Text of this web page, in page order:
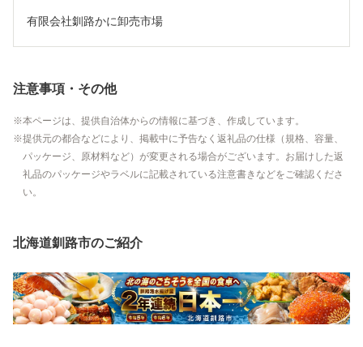
有限会社釧路かに卸売市場
注意事項・その他
本ページは、提供自治体からの情報に基づき、作成しています。
提供元の都合などにより、掲載中に予告なく返礼品の仕様（規格、容量、
パッケージ、原材料など）が変更される場合がございます。お届けした返
礼品のパッケージやラベルに記載されている注意書きなどをご確認くださ
い。
北海道釧路市のご紹介